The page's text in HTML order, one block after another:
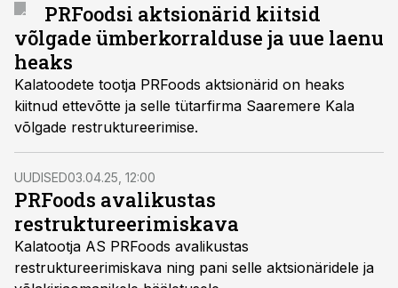
PRFoodsi aktsionärid kiitsid
võlgade ümberkorralduse ja uue laenu
heaks
Kalatoodete tootja PRFoods aktsionärid on heaks
kiitnud ettevõtte ja selle tütarfirma Saaremere Kala
võlgade restruktureerimise.
UUDISED03.04.25, 12:00
PRFoods avalikustas
restruktureerimiskava
Kalatootja AS PRFoods avalikustas
restruktureerimiskava ning pani selle aktsionäridele ja